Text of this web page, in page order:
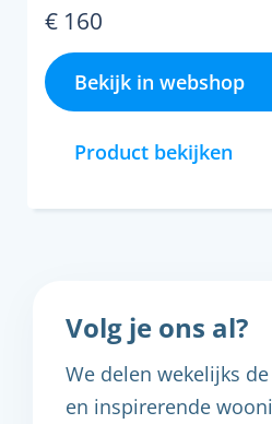
€ 160
Bekijk in webshop
Product bekijken
Volg je ons al?
We delen wekelijks
en inspirerende